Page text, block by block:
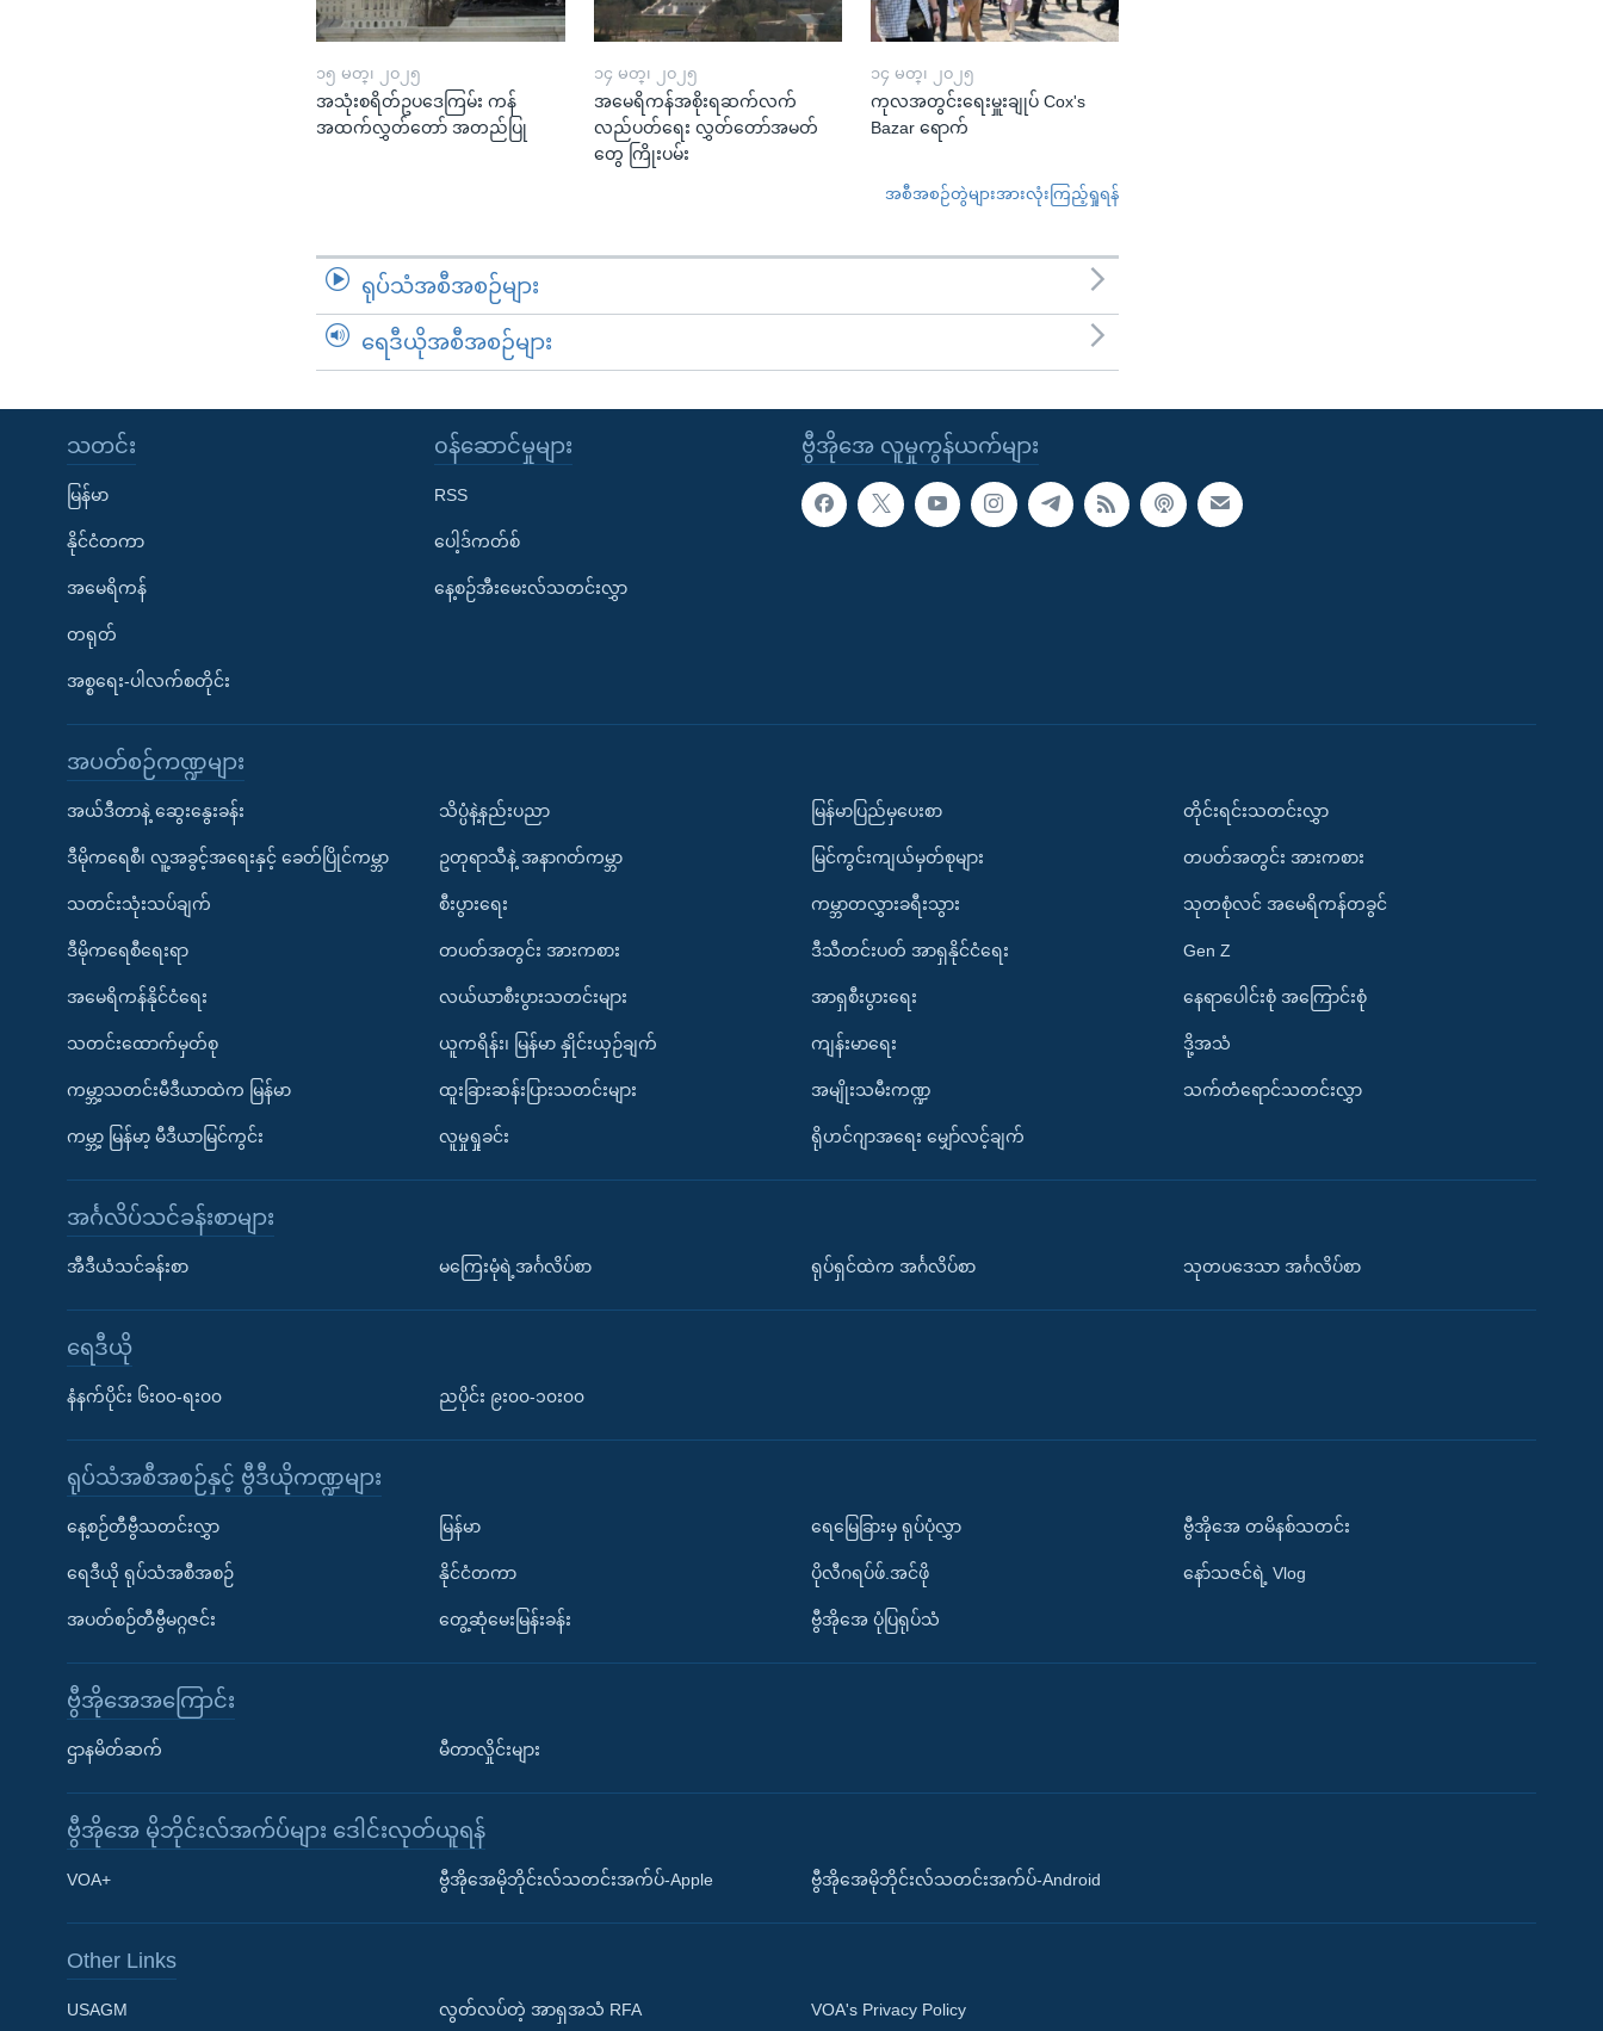
Learning English
၁၅ မတ္၊ ၂၀၂၅
အသုံးစရိတ်ဥပဒေကြမ်း ကန်
အထက်လွှတ်တော် အတည်ပြု
၁၄ မတ္၊ ၂၀၂၅
အမေရိကန်အစိုးရဆက်လက်
လည်ပတ်ရေး လွှတ်တော်အမတ်
တွေ ကြိုးပမ်း
၁၄ မတ္၊ ၂၀၂၅
ကုလအတွင်းရေးမှူးချုပ် Cox's
Bazar ရောက်
အစီအစဉ်တွဲများအားလုံးကြည့်ရှုရန်
ရုပ်သံအစီအစဉ်များ
ရေဒီယိုအစီအစဉ်များ
ဗွီအိုအေ လူမှုကွန်ယက်များ
သတင်း
မြန်မာ
နိုင်ငံတကာ
အမေရိကန်
တရုတ်
အစ္စရေး-ပါလက်စတိုင်း
၀န်ဆောင်မှုများ
RSS
ပေါ့ဒ်ကတ်စ်
နေ့စဉ်အီးမေးလ်သတင်းလွှာ
အပတ်စဉ်ကဏ္ဍများ
အယ်ဒီတာနဲ့ ဆွေးနွေးခန်း
ဒီမိုကရေစီ၊ လူ့အခွင့်အရေးနှင့် ခေတ်ပြိုင်ကမ္ဘာ
သတင်းသုံးသပ်ချက်
ဒီမိုကရေစီရေးရာ
အမေရိကန်နိုင်ငံရေး
သတင်းထောက်မှတ်စု
ကမ္ဘာ့သတင်းမီဒီယာထဲက မြန်မာ
ကမ္ဘာ့ မြန်မာ့ မီဒီယာမြင်ကွင်း
သိပ္ပံနဲ့နည်းပညာ
ဥတုရာသီနဲ့ အနာဂတ်ကမ္ဘာ
စီးပွားရေး
တပတ်အတွင်း အားကစား
လယ်ယာစီးပွားသတင်းများ
ယူကရိန်း၊ မြန်မာ နှိုင်းယှဉ်ချက်
ထူးခြားဆန်းပြားသတင်းများ
လူမှုရှုခင်း
မြန်မာပြည်မှပေးစာ
မြင်ကွင်းကျယ်မှတ်စုများ
ကမ္ဘာတလွှားခရီးသွား
ဒီသီတင်းပတ် အာရှနိုင်ငံရေး
အာရှစီးပွားရေး
ကျန်းမာရေး
အမျိုးသမီးကဏ္ဍ
ရိုဟင်ဂျာအရေး မျှော်လင့်ချက်
တိုင်းရင်းသတင်းလွှာ
တပတ်အတွင်း အားကစား
သုတစုံလင် အမေရိကန်တခွင်
Gen Z
နေရာပေါင်းစုံ အကြောင်းစုံ
ဒို့အသံ
သက်တံရောင်သတင်းလွှာ
အင်္ဂလိပ်သင်ခန်းစာများ
အီဒီယံသင်ခန်းစာ မကြေးမုံရဲ့အင်္ဂလိပ်စာ ရုပ်ရှင်ထဲက အင်္ဂလိပ်စာ သုတပဒေသာ အင်္ဂလိပ်စာ
ရေဒီယို
နံနက်ပိုင်း ၆း၀၀-ရး၀၀ ညပိုင်း ၉း၀၀-၁၀း၀၀
ရုပ်သံအစီအစဉ်နှင့် ဗွီဒီယိုကဏ္ဍများ
နေ့စဉ်တီဗွီသတင်းလွှာ
ရေဒီယို ရုပ်သံအစီအစဉ်
အပတ်စဉ်တီဗွီမဂ္ဂဇင်း
မြန်မာ
နိုင်ငံတကာ
တွေ့ဆုံမေးမြန်းခန်း
ရေမြေခြားမှ ရုပ်ပုံလွှာ
ပိုလီဂရပ်ဖ်.အင်ဖို
ဗွီအိုအေ ပုံပြရုပ်သံ
ဗွီအိုအေ တမိနစ်သတင်း
နော်သဇင်ရဲ့ Vlog
ဗွီအိုအေအကြောင်း
ဌာနမိတ်ဆက် မီတာလှိုင်းများ
ဗွီအိုအေ မိုဘိုင်းလ်အက်ပ်များ ဒေါင်းလုတ်ယူရန်
VOA+ ဗွီအိုအေမိုဘိုင်းလ်သတင်းအက်ပ်-Apple ဗွီအိုအေမိုဘိုင်းလ်သတင်းအက်ပ်-Android
Other Links
USAGM လွတ်လပ်တဲ့ အာရှအသံ RFA VOA's Privacy Policy